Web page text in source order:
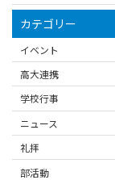
カテゴリー
イベント
高大連携
学校行事
ニュース
礼拝
部活動